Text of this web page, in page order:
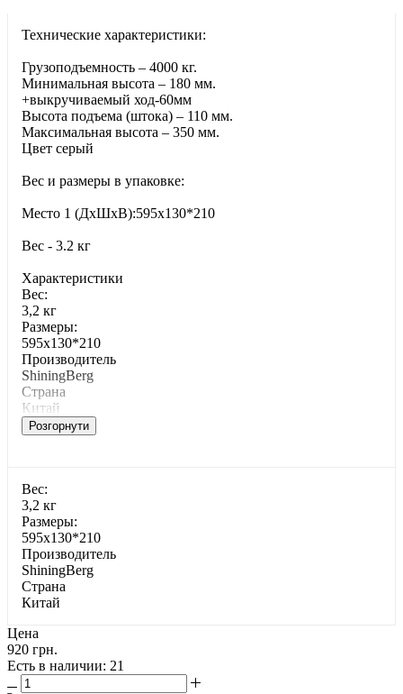
Технические характеристики:
Грузоподъемность – 4000 кг.
Минимальная высота – 180 мм.
+выкручиваемый ход-60мм
Высота подъема (штока) – 110 мм.
Максимальная высота – 350 мм.
Цвет серый
Вес и размеры в упаковке:
Место 1 (ДхШхВ):595х130*210
Вес - 3.2 кг
Характеристики
Bec:
3,2 кг
Paзмepы:
595х130*210
Производитель
ShiningBerg
Страна
Китай
Розгорнути
Bec:
3,2 кг
Paзмepы:
595х130*210
Производитель
ShiningBerg
Страна
Китай
Цена
920 грн.
Есть в наличии: 21